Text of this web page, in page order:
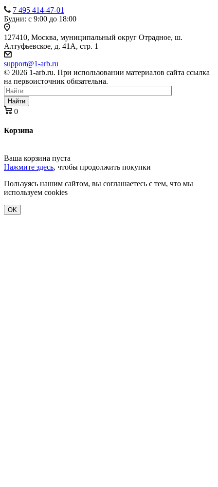
7 495 414-47-01
Будни: с 9:00 до 18:00
127410, Москва, муниципальный округ Отрадное, ш.
Алтуфьевское, д. 41А, стр. 1
support@1-arb.ru
© 2026 1-arb.ru. При использовании материалов сайта ссылка
на первоисточник обязательна.
Найти
0
Корзина
Ваша корзина пуста
Нажмите здесь, чтобы продолжить покупки
Пользуясь нашим сайтом, вы соглашаетесь с тем, что мы
используем cookies
OK